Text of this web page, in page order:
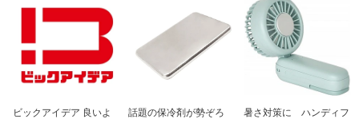
ビックアイデア 良いよ
話題の保冷剤が勢ぞろ
暑さ対策に ハンディフ